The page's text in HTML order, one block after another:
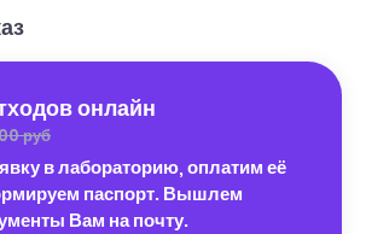
онлайн
руб
в лабораторию, оплатим её
паспорт. Вышлем
Вам на почту.